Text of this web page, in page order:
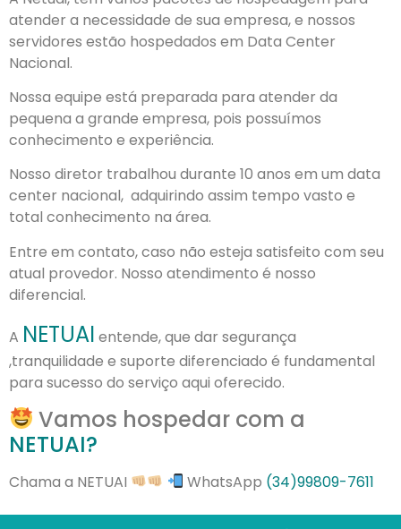
atender a necessidade de sua empresa, e nossos
servidores estão hospedados em Data Center
Nacional.
Nossa equipe está preparada para atender da
pequena a grande empresa, pois possuímos
conhecimento e experiência.
Nosso diretor trabalhou durante 10 anos em um data
center nacional, adquirindo assim tempo vasto e
total conhecimento na área.
Entre em contato, caso não esteja satisfeito com seu
atual provedor. Nosso atendimento é nosso
diferencial.
A NETUAI entende, que dar segurança
,tranquilidade e suporte diferenciado é fundamental
para sucesso do serviço aqui oferecido.
Vamos hospedar com a
NETUAI?⠀
Chama a NETUAI WhatsApp (34)99809-7611